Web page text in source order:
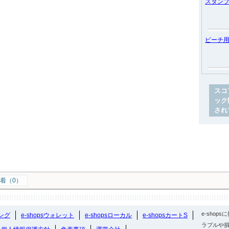
スタンプ
ビーチ
ス
ッ
さ
（0）
グ e-shopsウォレット e-shopsローカル
e-shopsカートS
e-shopsに
ラブルや